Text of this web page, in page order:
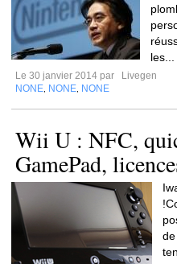
les...
Le 30 janvier 2014 par
Livegen
NONE NONE NONE
Wii U : NFC,
GamePad,